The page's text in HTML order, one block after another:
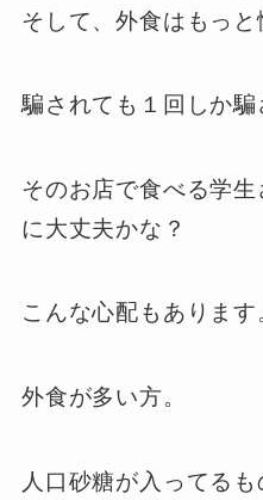
そして、外食はもっと
騙されても１回しか騙
そのお店で食べる学
に大丈夫かな？
こんな心配もあります
外食が多い方。
人口砂糖が入ってるも